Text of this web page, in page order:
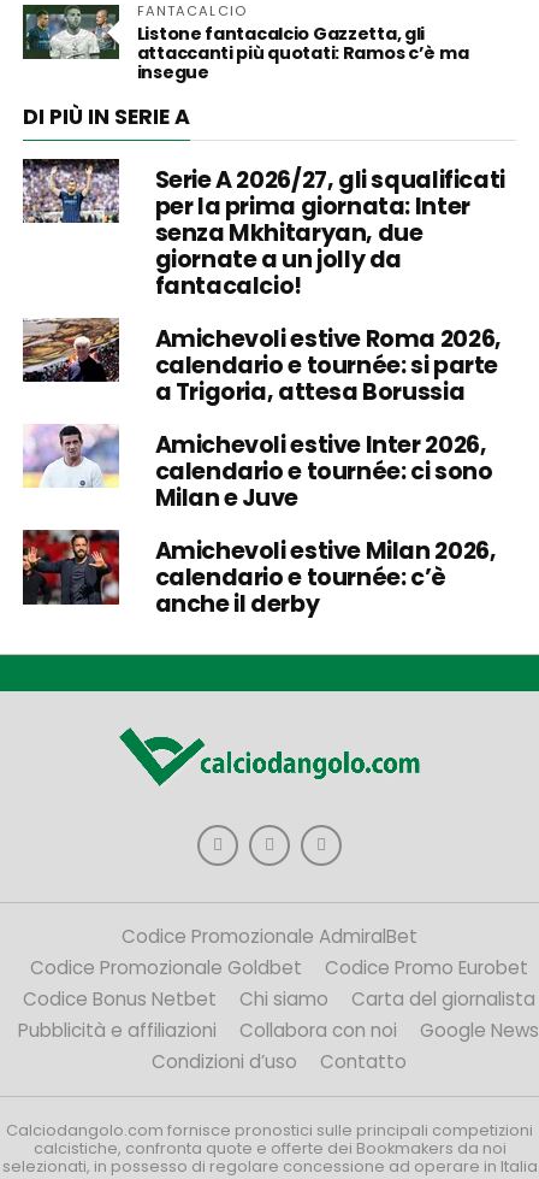
FANTACALCIO
Listone fantacalcio Gazzetta, gli
attaccanti più quotati: Ramos c’è ma
insegue
DI PIÙ IN SERIE A
Serie A 2026/27, gli squalificati
per la prima giornata: Inter
senza Mkhitaryan, due
giornate a un jolly da
fantacalcio!
Amichevoli estive Roma 2026,
calendario e tournée: si parte
a Trigoria, attesa Borussia
Amichevoli estive Inter 2026,
calendario e tournée: ci sono
Milan e Juve
Amichevoli estive Milan 2026,
calendario e tournée: c’è
anche il derby
Codice Promozionale AdmiralBet
Codice Promozionale Goldbet
Codice Promo Eurobet
Codice Bonus Netbet
Chi siamo
Carta del giornalista
Pubblicità e affiliazioni
Collabora con noi
Google News
Condizioni d’uso
Contatto
Calciodangolo.com fornisce pronostici sulle principali competizioni
calcistiche, confronta quote e offerte dei Bookmakers da noi
selezionati, in possesso di regolare concessione ad operare in Italia